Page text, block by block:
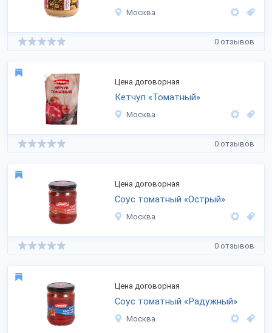
Москва
0 отзывов
Цена договорная
Кетчуп «Томатный»
Москва
0 отзывов
Цена договорная
Соус томатный «Острый»
Москва
0 отзывов
Цена договорная
Соус томатный «Радужный»
Москва